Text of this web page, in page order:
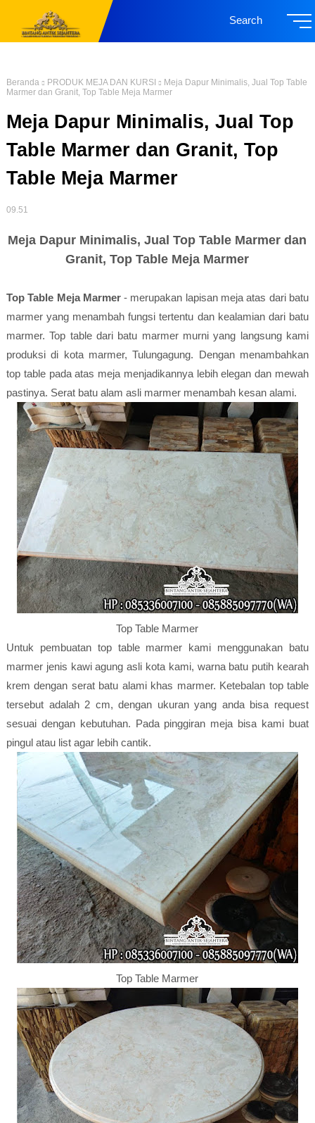
Search
Beranda PRODUK MEJA DAN KURSI
Meja Dapur Minimalis, Jual Top Table
Marmer dan Granit, Top Table Meja Marmer
Meja Dapur Minimalis, Jual Top
Table Marmer dan Granit, Top
Table Meja Marmer
09.51
Meja Dapur Minimalis, Jual Top Table Marmer dan
Granit, Top Table Meja Marmer
Top Table Meja Marmer- merupakan lapisan meja atas dari batu
marmer yang menambah fungsi tertentu dan kealamian dari batu
marmer. Top table dari batu marmer murni yang langsung kami
produksi di kota marmer, Tulungagung. Dengan menambahkan
top table pada atas meja menjadikannya lebih elegan dan mewah
pastinya. Serat batu alam asli marmer menambah kesan alami.
Top Table Marmer
Untuk pembuatan top table marmer kami menggunakan batu
marmer jenis kawi agung asli kota kami, warna batu putih kearah
krem dengan serat batu alami khas marmer. Ketebalan top table
tersebut adalah 2 cm, dengan ukuran yang anda bisa request
sesuai dengan kebutuhan. Pada pinggiran meja bisa kami buat
pingul atau list agar lebih cantik.
Top Table Marmer